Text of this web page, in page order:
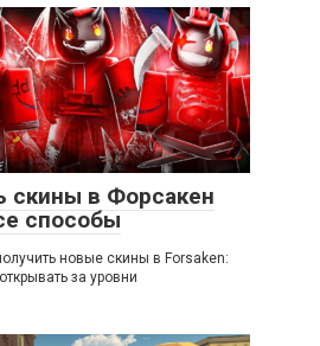
скины в Форсакен
способы
новые скины в Forsaken:
за уровни